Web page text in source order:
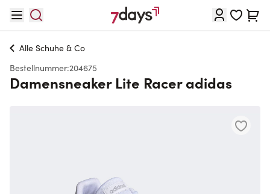
Alle Schuhe & Co
Bestellnummer:204675
Damensneaker Lite Racer adidas